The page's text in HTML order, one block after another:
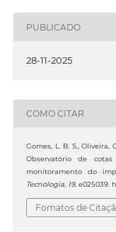
PUBLICADO
28-11-2025
COMO CITAR
Gomes, L. B. S., Oliveira,
Observatório de
monitoramento do
Tecnologia, 19, e025039.
Fomatos de